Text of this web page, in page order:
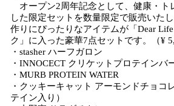
オープン2周年記念として、健康・ト
した限定セットを数量限定で販売いた
作りにぴったりなアイテムが「Dear
ク」に入った豪華7点セットです。（¥
・stasher ハーフガロン
・INNOCECT クリケットプロテインバ
・MURB PROTEIN WATER
・クッキーキャット アーモンドチョコ
テイン入り）